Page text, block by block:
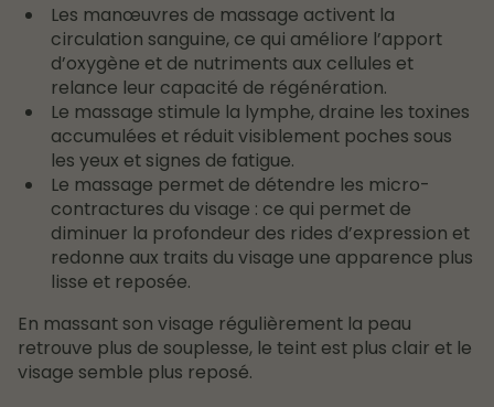
Les manœuvres de massage activent la
circulation sanguine, ce qui améliore l’apport
d’oxygène et de nutriments aux cellules et
relance leur capacité de régénération.
Le massage stimule la lymphe, draine les toxines
accumulées et réduit visiblement poches sous
les yeux et signes de fatigue.
Le massage permet de détendre les micro-
contractures du visage : ce qui permet de
diminuer la profondeur des rides d’expression et
redonne aux traits du visage une apparence plus
lisse et reposée.
En massant son visage régulièrement la peau
retrouve plus de souplesse, le teint est plus clair et le
visage semble plus reposé.